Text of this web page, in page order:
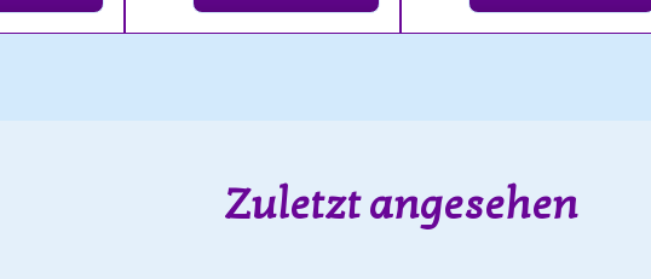
Zuletzt angesehen